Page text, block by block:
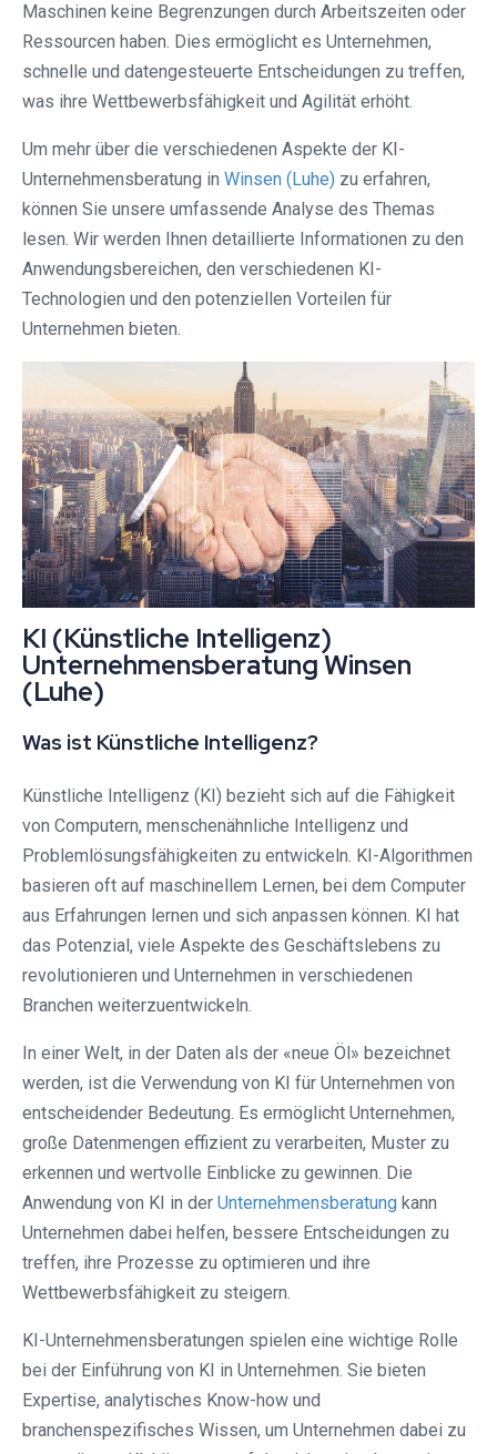
Maschinen keine Begrenzungen durch Arbeitszeiten oder
Ressourcen haben. Dies ermöglicht es Unternehmen,
schnelle und datengesteuerte Entscheidungen zu treffen,
was ihre Wettbewerbsfähigkeit und Agilität erhöht.
Um mehr über die verschiedenen Aspekte der KI-
Unternehmensberatung in Winsen (Luhe) zu erfahren,
können Sie unsere umfassende Analyse des Themas
lesen. Wir werden Ihnen detaillierte Informationen zu den
Anwendungsbereichen, den verschiedenen KI-
Technologien und den potenziellen Vorteilen für
Unternehmen bieten.
KI (Künstliche Intelligenz)
Unternehmensberatung Winsen
(Luhe)
Was ist Künstliche Intelligenz?
Künstliche Intelligenz (KI) bezieht sich auf die Fähigkeit
von Computern, menschenähnliche Intelligenz und
Problemlösungsfähigkeiten zu entwickeln. KI-Algorithmen
basieren oft auf maschinellem Lernen, bei dem Computer
aus Erfahrungen lernen und sich anpassen können. KI hat
das Potenzial, viele Aspekte des Geschäftslebens zu
revolutionieren und Unternehmen in verschiedenen
Branchen weiterzuentwickeln.
In einer Welt, in der Daten als der «neue Öl» bezeichnet
werden, ist die Verwendung von KI für Unternehmen von
entscheidender Bedeutung. Es ermöglicht Unternehmen,
große Datenmengen effizient zu verarbeiten, Muster zu
erkennen und wertvolle Einblicke zu gewinnen. Die
Anwendung von KI in der Unternehmensberatung kann
Unternehmen dabei helfen, bessere Entscheidungen zu
treffen, ihre Prozesse zu optimieren und ihre
Wettbewerbsfähigkeit zu steigern.
KI-Unternehmensberatungen spielen eine wichtige Rolle
bei der Einführung von KI in Unternehmen. Sie bieten
Expertise, analytisches Know-how und
branchenspezifisches Wissen, um Unternehmen dabei zu